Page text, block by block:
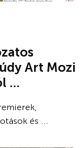
Art Mozi
...
és ...